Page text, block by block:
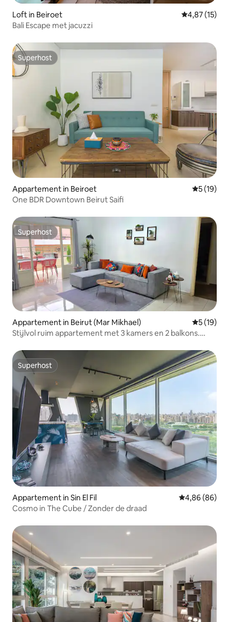
Loft in Beiroet Gemiddelde
4,87 (15)
Bali Escape met jacuzzi
Superhost
Superhost
Appartement in Beiroet
5 (19)
One BDR Downtown Beirut Saifi
Superhost
Superhost
Appartement in Beirut (Mar Mikhael)
5 (19)
Stijlvol ruim appartement met 3 kamers en 2 balkons.
Superhost
Superhost
Appartement in Sin El Fil Gemiddelde
4,86 (86)
Cosmo in The Cube / Zonder de draad